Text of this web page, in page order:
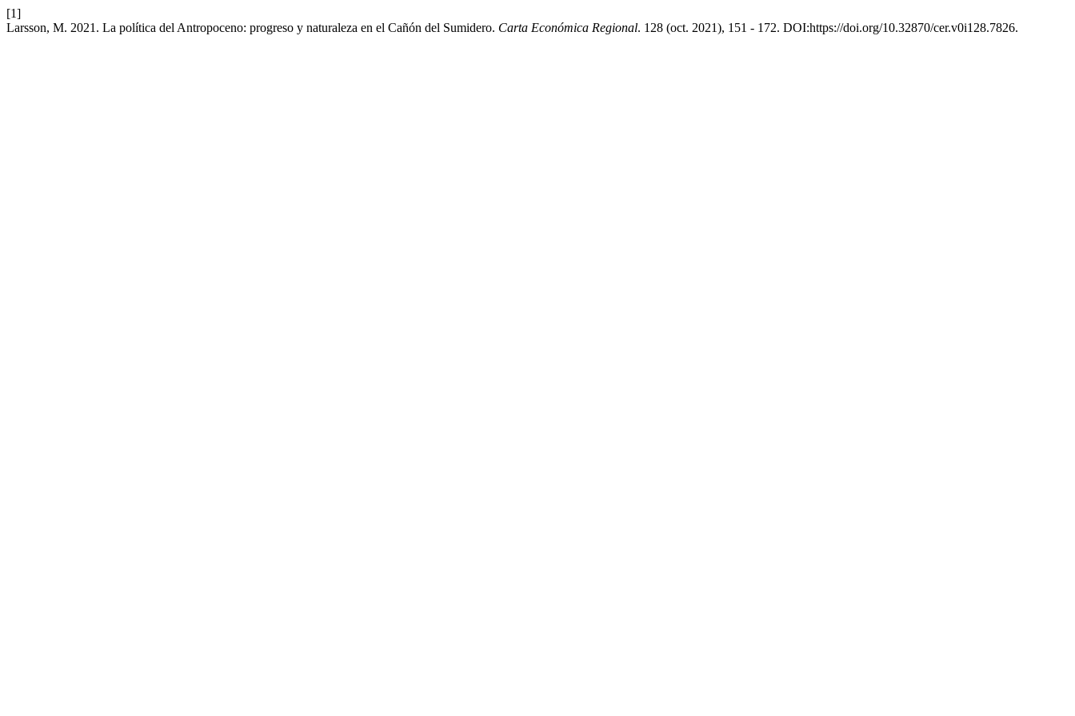
[1]
Larsson, M. 2021. La política del Antropoceno: progreso y naturaleza en el Cañón del Sumidero. Carta Económica Regional. 128 (oct. 2021), 151 - 172. DOI:https://doi.org/10.32870/cer.v0i128.7826.